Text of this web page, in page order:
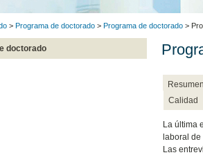
> Programa de doctorado > Programa de doctorado >
doctorado
Resumen
Calidad
La última
laboral de
Las